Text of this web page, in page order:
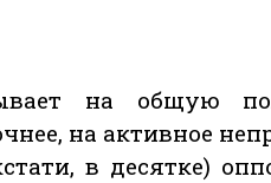
на общую
на активное
в десятке)